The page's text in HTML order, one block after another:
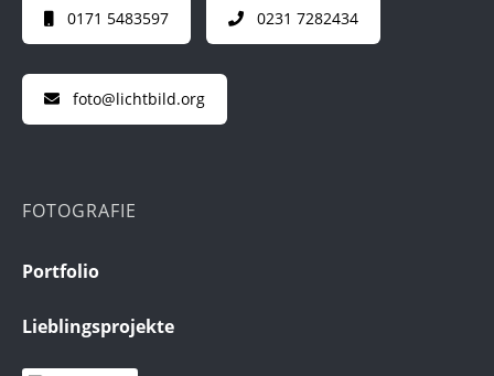
0171 5483597 0231 7282434
foto@lichtbild.org
FOTOGRAFIE
Portfolio
Lieblingsprojekte